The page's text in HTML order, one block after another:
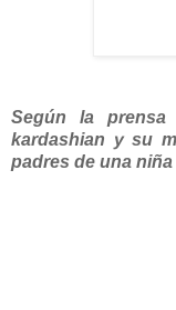
Según la prensa
kardashian y su
padres de una niña